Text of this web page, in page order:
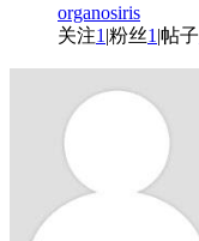
organosiris
关注1 |粉丝1 |帖子